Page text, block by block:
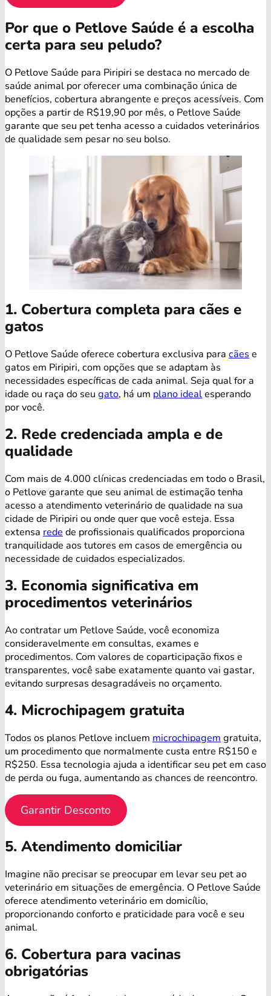
Por que o Petlove Saúde é a escolha
certa para seu peludo?
O Petlove Saúde para Piripiri se destaca no mercado de
saúde animal por oferecer uma combinação única de
benefícios, cobertura abrangente e preços acessíveis. Com
opções a partir de R$19,90 por mês, o Petlove Saúde
garante que seu pet tenha acesso a cuidados veterinários
de qualidade sem pesar no seu bolso.
1. Cobertura completa para cães e
gatos
O Petlove Saúde oferece cobertura exclusiva para cães e
gatos em Piripiri, com opções que se adaptam às
necessidades específicas de cada animal. Seja qual for a
idade ou raça do seu gato, há um plano idealesperando
por você.
2. Rede credenciada ampla e de
qualidade
Com mais de 4.000 clínicas credenciadas em todo o Brasil,
o Petlove garante que seu animal de estimação tenha
acesso a atendimento veterinário de qualidade na sua
cidade de Piripiri ou onde quer que você esteja. Essa
extensa rede de profissionais qualificados proporciona
tranquilidade aos tutores em casos de emergência ou
necessidade de cuidados especializados.
3. Economia significativa em
procedimentos veterinários
Ao contratar um Petlove Saúde, você economiza
consideravelmente em consultas, exames e
procedimentos. Com valores de coparticipação fixos e
transparentes, você sabe exatamente quanto vai gastar,
evitando surpresas desagradáveis no orçamento.
4. Microchipagem gratuita
Todos os planos Petlove incluem microchipagem gratuita,
um procedimento que normalmente custa entre R$150 e
R$250. Essa tecnologia ajuda a identificar seu pet em caso
de perda ou fuga, aumentando as chances de reencontro.
Garantir Desconto
5. Atendimento domiciliar
Imagine não precisar se preocupar em levar seu pet ao
veterinário em situações de emergência. O Petlove Saúde
oferece atendimento veterinário em domicílio,
proporcionando conforto e praticidade para você e seu
animal.
6. Cobertura para vacinas
obrigatórias